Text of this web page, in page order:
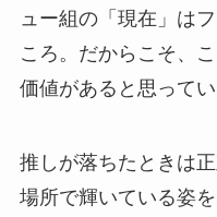
ュー組の「現在」は
ころ。だからこそ、
価値があると思ってい
推しが落ちたときは
場所で輝いている姿